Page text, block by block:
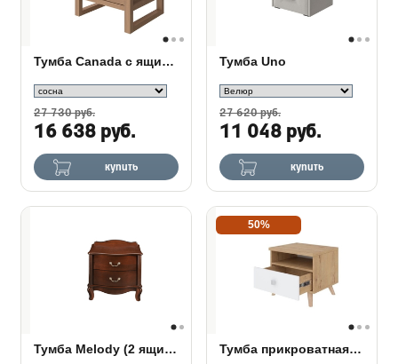
Тумба Canada с ящиком
27 730 руб.
16 638 руб.
купить
Тумба Uno
27 620 руб.
11 048 руб.
купить
Тумба Melody (2 ящика)
50%
Тумба прикроватная Way